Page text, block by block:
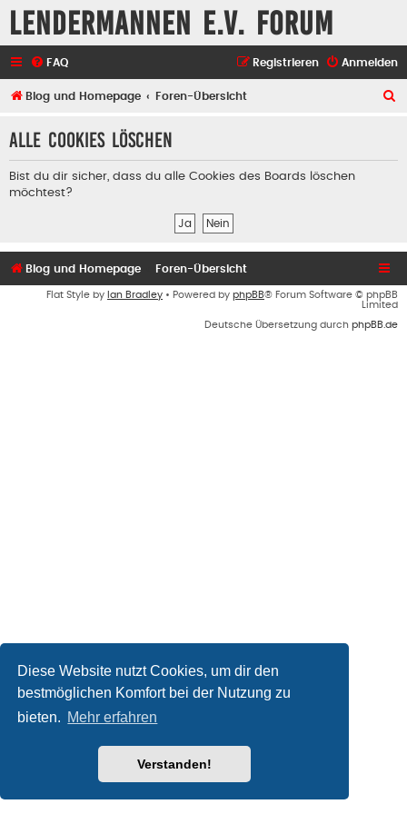
Diese Website nutzt Cookies, um dir den
bestmöglichen Komfort bei der Nutzung zu
bieten. Mehr erfahren
Verstanden!
Lendermannen e.V. Forum
FAQ Anmelden
Registrieren
Blog und Homepage Foren-Übersicht
Alle Cookies löschen
Bist du dir sicher, dass du alle Cookies des Boards löschen
möchtest?
Blog und Homepage Foren-Übersicht
Flat Style by Ian Bradley • Powered by phpBB® Forum Software © phpBB
Limited
Deutsche Übersetzung durch phpBB.de